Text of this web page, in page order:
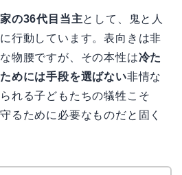
の36代目当主として、鬼と人
行動しています。表向きは非
物腰ですが、その本性は冷た
めには手段を選ばない非情な
れる子どもたちの犠牲こそ
るために必要なものだと固く